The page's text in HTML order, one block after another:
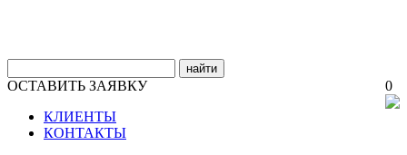
найти
0
ОСТАВИТЬ ЗАЯВКУ
КЛИЕНТЫ
КОНТАКТЫ